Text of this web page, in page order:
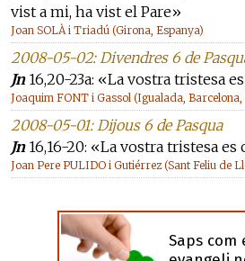
vist a mi, ha vist el Pare»
Joan SOLÀ i Triadú (Girona, Espanya)
2008-05-02: Divendres 6 de
Jn16,20-23a: «La vostra tristesa
Joaquim FONT i Gassol (Igualada, Barcelona,
2008-05-01: Dijous 6 de Pasqua
Jn16,16-20: «La vostra tristesa
Joan Pere PULIDO i Gutiérrez (Sant Feliu de
Saps com